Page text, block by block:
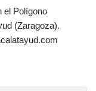
el Polígono
(Zaragoza).